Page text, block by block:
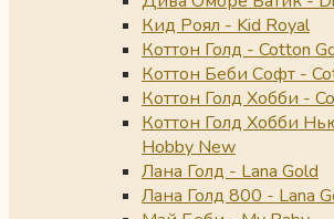
Кид Роял - Kid Royal
Коттон Голд - Cotton
Коттон Беби Софт -
Коттон Голд Хобби -
Коттон Голд Хобби
Hobby New
Лана Голд - Lana Gold
Лана Голд 800 - Lana